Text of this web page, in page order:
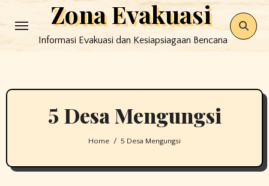
to
Zona Evakuasi
Informasi Evakuasi dan Kesiapsiagaan Bencana
5 Desa Mengungsi
Home 5 Desa Mengungsi